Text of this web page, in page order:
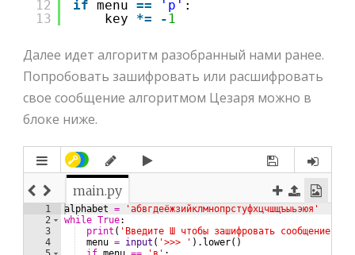
12
13
if menu == 'р' :
key *= - 1
Далее идет алгоритм разобранный нами ранее.
Попробовать зашифровать или расшифровать
свое сообщение алгоритмом Цезаря можно в
блоке ниже.